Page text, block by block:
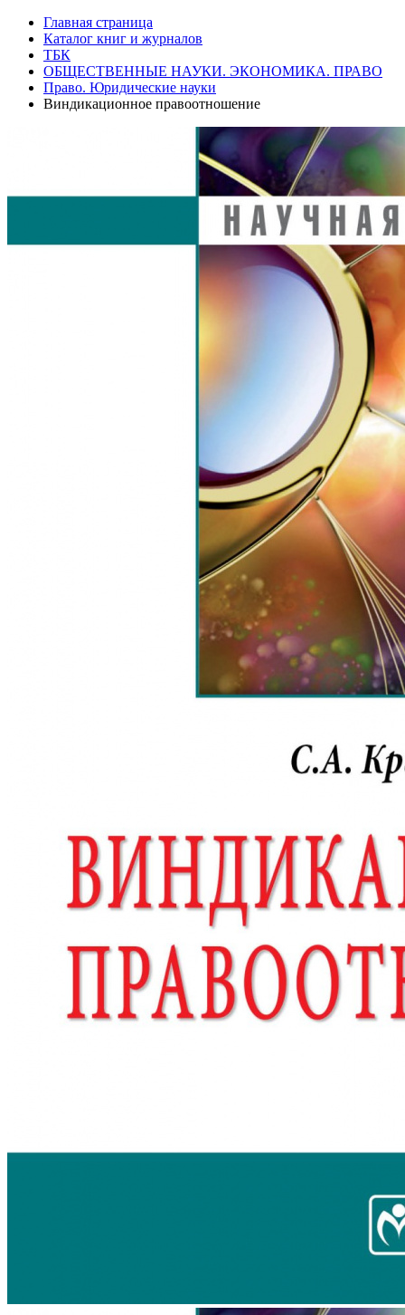
Главная страница
Каталог книг и журналов
ТБК
ОБЩЕСТВЕННЫЕ НАУКИ. ЭКОНОМИКА. ПРАВО
Право. Юридические науки
Виндикационное правоотношение